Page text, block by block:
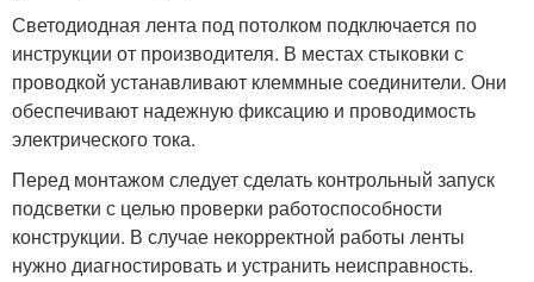
Светодиодная лента под потолком подключается по
инструкции от производителя. В местах стыковки с
проводкой устанавливают клеммные соединители. Они
обеспечивают надежную фиксацию и проводимость
электрического тока.
Перед монтажом следует сделать контрольный запуск
подсветки с целью проверки работоспособности
конструкции. В случае некорректной работы ленты
нужно диагностировать и устранить неисправность.